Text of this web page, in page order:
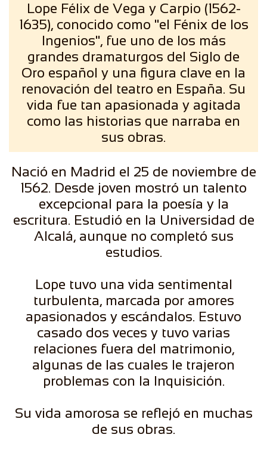
Lope Félix de Vega y Carpio (1562-
1635), conocido como "el Fénix de los
Ingenios", fue uno de los más
grandes dramaturgos del Siglo de
Oro español y una figura clave en la
renovación del teatro en España. Su
vida fue tan apasionada y agitada
como las historias que narraba en
sus obras.
Nació en Madrid el 25 de noviembre de
1562. Desde joven mostró un talento
excepcional para la poesía y la
escritura. Estudió en la Universidad de
Alcalá, aunque no completó sus
estudios.
Lope tuvo una vida sentimental
turbulenta, marcada por amores
apasionados y escándalos. Estuvo
casado dos veces y tuvo varias
relaciones fuera del matrimonio,
algunas de las cuales le trajeron
problemas con la Inquisición.
Su vida amorosa se reflejó en muchas
de sus obras.